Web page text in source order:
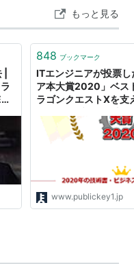
がキャラクターデザ
する話をしていきた
もっと見る
848 ブックマーク
ITエンジニアが投票
ア本大賞2020」ベス
ラゴンクエストXを支
www.publickey1.jp